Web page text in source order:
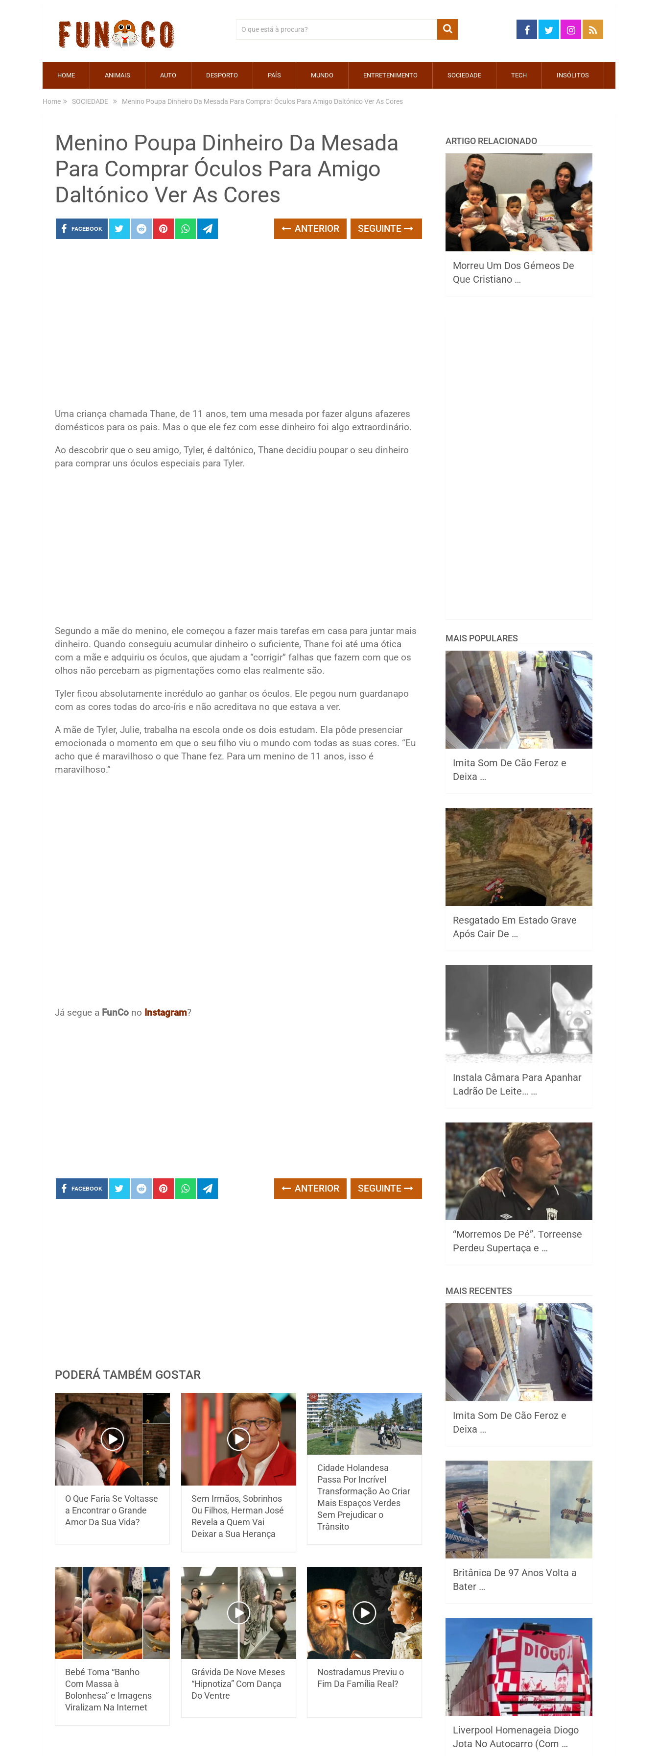
HOME ANIMAIS AUTO DESPORTO PAÍS MUNDO ENTRETENIMENTO SOCIEDADE TECH INSÓLITOS
Home SOCIEDADE Menino Poupa Dinheiro Da Mesada Para Comprar Óculos Para Amigo Daltónico Ver As Cores
Menino Poupa Dinheiro Da Mesada
Para Comprar Óculos Para Amigo
Daltónico Ver As Cores
FACEBOOK ANTERIOR SEGUINTE
Uma criança chamada Thane, de 11 anos, tem uma mesada por fazer alguns afazeres
domésticos para os pais. Mas o que ele fez com esse dinheiro foi algo extraordinário.
Ao descobrir que o seu amigo, Tyler, é daltónico, Thane decidiu poupar o seu dinheiro
para comprar uns óculos especiais para Tyler.
Segundo a mãe do menino, ele começou a fazer mais tarefas em casa para juntar mais
dinheiro. Quando conseguiu acumular dinheiro o suficiente, Thane foi até uma ótica
com a mãe e adquiriu os óculos, que ajudam a “corrigir” falhas que fazem com que os
olhos não percebam as pigmentações como elas realmente são.
Tyler ficou absolutamente incrédulo ao ganhar os óculos. Ele pegou num guardanapo
com as cores todas do arco-íris e não acreditava no que estava a ver.
A mãe de Tyler, Julie, trabalha na escola onde os dois estudam. Ela pôde presenciar
emocionada o momento em que o seu filho viu o mundo com todas as suas cores. “Eu
acho que é maravilhoso o que Thane fez. Para um menino de 11 anos, isso é
maravilhoso.”
Já segue a FunCo no Instagram?
FACEBOOK ANTERIOR SEGUINTE
PODERÁ TAMBÉM GOSTAR
O Que Faria Se Voltasse
a Encontrar o Grande
Amor Da Sua Vida?
Sem Irmãos, Sobrinhos
Ou Filhos, Herman José
Revela a Quem Vai
Deixar a Sua Herança
Cidade Holandesa
Passa Por Incrível
Transformação Ao Criar
Mais Espaços Verdes
Sem Prejudicar o
Trânsito
Bebé Toma “Banho
Com Massa à
Bolonhesa” e Imagens
Viralizam Na Internet
Grávida De Nove Meses
“Hipnotiza” Com Dança
Do Ventre
Nostradamus Previu o
Fim Da Família Real?
ARTIGO RELACIONADO
Morreu Um Dos Gémeos De
Que Cristiano …
MAIS POPULARES
Imita Som De Cão Feroz e
Deixa …
Resgatado Em Estado Grave
Após Cair De …
Instala Câmara Para Apanhar
Ladrão De Leite… …
“Morremos De Pé”. Torreense
Perdeu Supertaça e …
MAIS RECENTES
Imita Som De Cão Feroz e
Deixa …
Britânica De 97 Anos Volta a
Bater …
Liverpool Homenageia Diogo
Jota No Autocarro (Com …